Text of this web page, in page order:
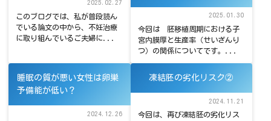
2025.02.27
このブログでは、私が普段読ん
でいる論文の中から、不妊治療
に取り組んでいるご夫婦に...
2025.01.30
今回は 胚移植周期における子
宮内膜厚と生産率（せいざんり
つ）の関係についてです。...
睡眠の質が悪い女性は卵巣
予備能が低い？
2024.12.26
凍結胚の劣化リスク②
2024.11.21
今回は、再び凍結胚の劣化リス